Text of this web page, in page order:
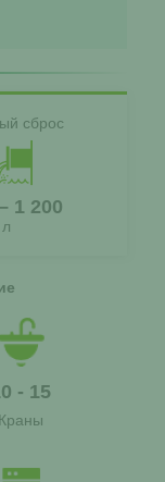
сброс
1 200
л
- 15
Краны